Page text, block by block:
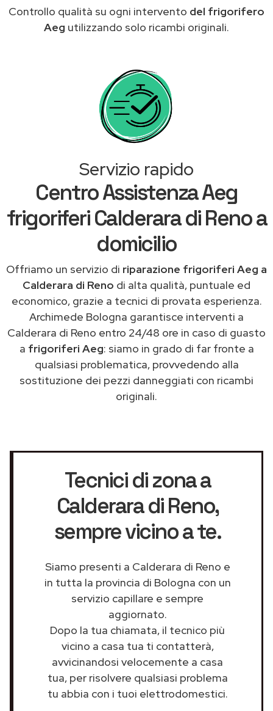
Controllo qualità su ogni intervento del frigorifero
Aeg utilizzando solo ricambi originali.
Servizio rapido
Centro Assistenza Aeg
frigoriferi Calderara di Reno a
domicilio
Offriamo un servizio di riparazione frigoriferi Aeg a
Calderara di Reno di alta qualità, puntuale ed
economico, grazie a tecnici di provata esperienza.
Archimede Bologna garantisce interventi a
Calderara di Reno entro 24/48 ore in caso di guasto
a frigoriferi Aeg: siamo in grado di far fronte a
qualsiasi problematica, provvedendo alla
sostituzione dei pezzi danneggiati con ricambi
originali.
Tecnici di zona a
Calderara di Reno,
sempre vicino a te.
Siamo presenti a Calderara di Reno e
in tutta la provincia di Bologna con un
servizio capillare e sempre
aggiornato.
Dopo la tua chiamata, il tecnico più
vicino a casa tua ti contatterà,
avvicinandosi velocemente a casa
tua, per risolvere qualsiasi problema
tu abbia con i tuoi elettrodomestici.